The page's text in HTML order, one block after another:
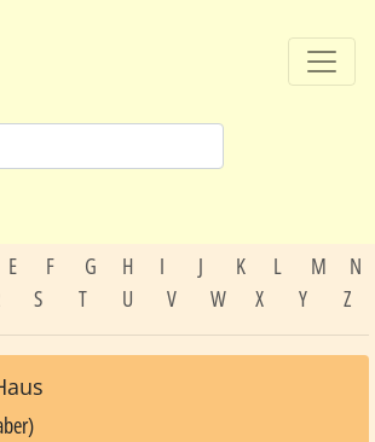
E F G H I J K L M
N
S T U V W X Y Z